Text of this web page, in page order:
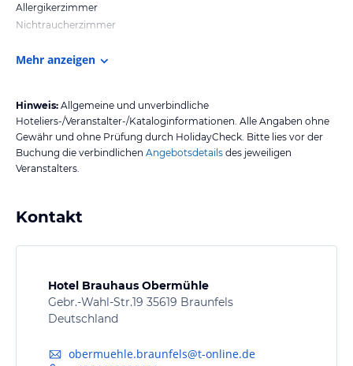
Allergikerzimmer
Nichtraucherzimmer
Mehr anzeigen
Hinweis: Allgemeine und unverbindliche
Hoteliers-/Veranstalter-/Kataloginformationen. Alle Angaben ohne
Gewähr und ohne Prüfung durch HolidayCheck. Bitte lies vor der
Buchung die verbindlichen Angebotsdetails des jeweiligen
Veranstalters.
Kontakt
Hotel Brauhaus Obermühle
Gebr.-Wahl-Str.19 35619 Braunfels
Deutschland
obermuehle.braunfels@t-online.de